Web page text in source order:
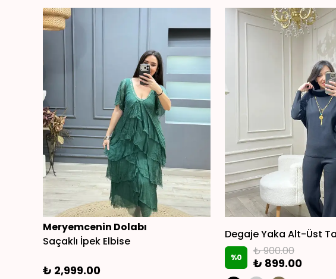
Meryemcenin Dolabı
Saçaklı İpek Elbise
₺ 2,999.00
Degaje Yaka Alt-Üst
%0 ₺ 900.00
₺ 899.00